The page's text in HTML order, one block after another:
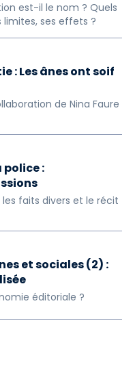
est-il le nom ? Quels
limites, ses effets ?
: Les ânes ont soif
de Nina Faure
:
faits divers et le récit
et sociales (2) :
éditoriale ?